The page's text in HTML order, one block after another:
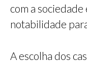
com a
notabilidade
A escolha dos